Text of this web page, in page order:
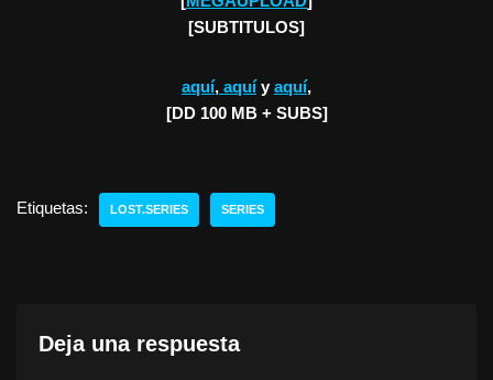
[SUBTITULOS]
aquí, aquíy aquí,
[DD 100 MB + SUBS]
Etiquetas: LOST.SERIES SERIES
Deja una respuesta